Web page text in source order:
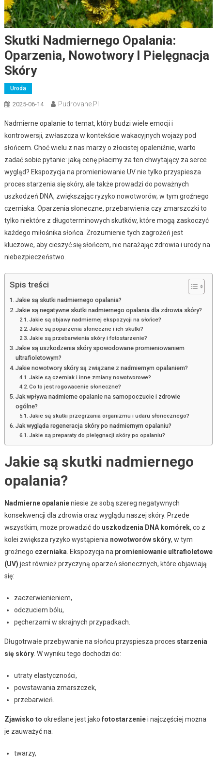
Skutki Nadmiernego Opalania:
Oparzenia, Nowotwory I Pielęgnacja
Skóry
Uroda
2025-06-14 Pudrovane.pl
Nadmierne opalanie to temat, który budzi wiele emocji i
kontrowersji, zwłaszcza w kontekście wakacyjnych wojaży pod
słońcem. Choć wielu z nas marzy o złocistej opaleniźnie, warto
zadać sobie pytanie: jaką cenę płacimy za ten chwytający za serce
wygląd? Ekspozycja na promieniowanie UV nie tylko przyspiesza
proces starzenia się skóry, ale także prowadzi do poważnych
uszkodzeń DNA, zwiększając ryzyko nowotworów, w tym groźnego
czerniaka. Oparzenia słoneczne, przebarwienia czy zmarszczki to
tylko niektóre z długoterminowych skutków, które mogą zaskoczyć
każdego miłośnika słońca. Zrozumienie tych zagrożeń jest
kluczowe, aby cieszyć się słońcem, nie narażając zdrowia i urody na
niebezpieczeństwo.
Spis treści
Jakie są skutki nadmiernego opalania?
Jakie są negatywne skutki nadmiernego opalania dla zdrowia skóry?
Jakie są objawy nadmiernej ekspozycji na słońce?
Jakie są poparzenia słoneczne i ich skutki?
Jakie są przebarwienia skóry i fotostarzenie?
Jakie są uszkodzenia skóry spowodowane promieniowaniem
ultrafioletowym?
Jakie nowotwory skóry są związane z nadmiernym opalaniem?
Jakie są czerniak i inne zmiany nowotworowe?
Co to jest rogowacenie słoneczne?
Jak wpływa nadmierne opalanie na samopoczucie i zdrowie
ogólne?
Jakie są skutki przegrzania organizmu i udaru słonecznego?
Jak wygląda regeneracja skóry po nadmiernym opalaniu?
Jakie są preparaty do pielęgnacji skóry po opalaniu?
Jakie są skutki nadmiernego
opalania?
Nadmierne opalanieniesie ze sobą szereg negatywnych
konsekwencji dla zdrowia oraz wyglądu naszej skóry. Przede
wszystkim, może prowadzić do uszkodzenia DNA komórek, co z
kolei zwiększa ryzyko wystąpienia nowotworów skóry, w tym
groźnego czerniaka . Ekspozycja na promieniowanie ultrafioletowe
(UV) jest również przyczyną oparzeń słonecznych, które objawiają
się:
zaczerwienieniem,
odczuciem bólu,
pęcherzami w skrajnych przypadkach.
Długotrwałe przebywanie na słońcu przyspiesza proces starzenia
się skóry. W wyniku tego dochodzi do:
utraty elastyczności,
powstawania zmarszczek,
przebarwień.
Zjawisko to określane jest jako fotostarzeniei najczęściej można
je zauważyć na:
twarzy,